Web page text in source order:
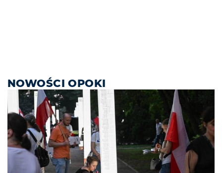
NOWOŚCI OPOKI